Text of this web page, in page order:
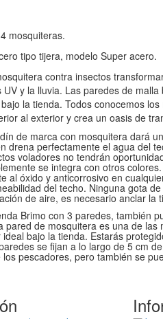
mosquiteras.
tipo tijera, modelo Super acero.
contra insectos
UV y la lluvia. Las paredes de
la tienda. Todos conocemos
al exterior y crea un oasis de
de marca con mosquitera dará
drena perfectamente el agua del
voladores no tendrán
se integra con otros
al óxido y anticorrosivo en
del techo. Ninguna gota
de aire, es necesario anclar la
Brimo con 3 paredes, también
pared de mosquitera es una de
bajo la tienda. Estarás
se fijan a lo largo de 5 cm
pescadores, pero también se